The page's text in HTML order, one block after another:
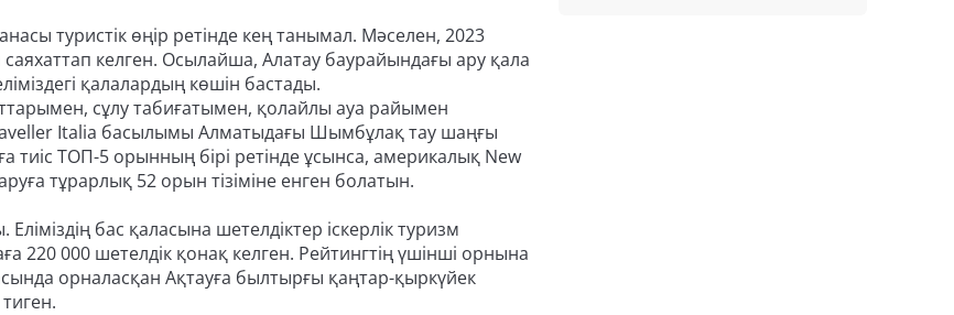
туристік өңір ретінде кең танымал. Мәселен, 2023
келген. Осылайша, Алатау баурайындағы ару қала
қалалардың көшін бастады.
сұлу табиғатымен, қолайлы ауа райымен
Italia басылымы Алматыдағы Шымбұлақ тау шаңғы
тиіс ТОП-5 орынның бірі ретінде ұсынса, америкалық New
тұрарлық 52 орын тізіміне енген болатын.
бас қаласына шетелдіктер іскерлік туризм
220 000 шетелдік қонақ келген. Рейтингтің үшінші орнына
орналасқан Ақтауға былтырғы қаңтар-қыркүйек